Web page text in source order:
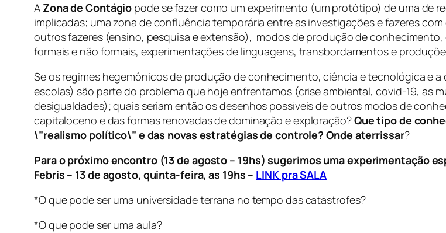
A Zona de Contágio pode se fazer como um experimento (um protótipo) de uma de
implicadas; uma zona de confluência temporária entre as investigações e fazeres
outros fazeres (ensino, pesquisa e extensão), modos de produção de
formais e não formais, experimentações de linguagens, transbordamentos e
Se os regimes hegemônicos de produção de conhecimento, ciência e tecnológica e
escolas) são parte do problema que hoje enfrentamos (crise ambiental, covid-19, as
desigualdades); quais seriam então os desenhos possíveis de outros modos de
capitaloceno e das formas renovadas de dominação e exploração?Que tipo de
\”realismo político\” e das novas estratégias de controle? Onde aterrissar?
Para o próximo encontro (13 de agosto – 19hs) sugerimos uma experimentação
Febris – 13 de agosto, quinta-feira, as 19hs – LINK pra SALA
*O que pode ser uma universidade terrana no tempo das catástrofes?
*O que pode ser uma aula?